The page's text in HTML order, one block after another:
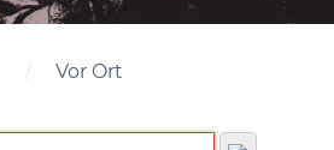
Vor Ort